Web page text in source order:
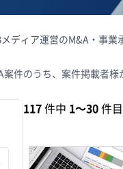
メディア運営のM&A・事
件のうち、案件掲載者
117 件中 1〜30 件